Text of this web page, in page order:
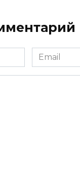
Email
*